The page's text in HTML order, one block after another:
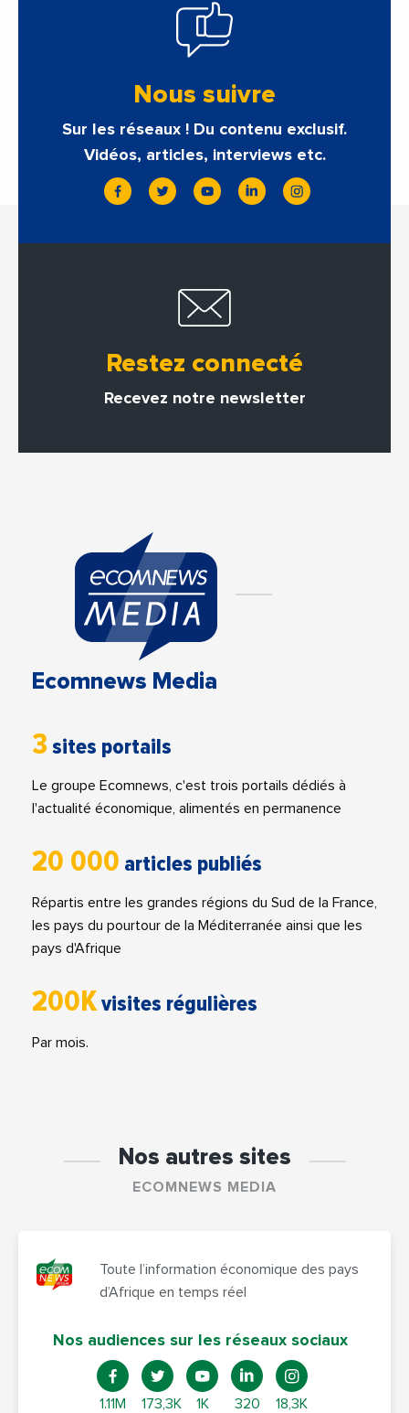
Nous suivre
Sur les réseaux ! Du contenu exclusif.
Vidéos, articles, interviews etc.
Restez connecté
Recevez notre newsletter
Ecomnews Media
3 sites portails
Le groupe Ecomnews, c'est trois portails dédiés à
l'actualité économique, alimentés en permanence
20 000 articles publiés
Répartis entre les grandes régions du Sud de la France,
les pays du pourtour de la Méditerranée ainsi que les
pays d'Afrique
200Kvisites régulières
Par mois.
Nos autres sites
ECOMNEWS MEDIA
Toute l’information économique des pays
d’Afrique en temps réel
Nos audiences sur les réseaux sociaux
1.11M 173,3K 1K 320 18,3K